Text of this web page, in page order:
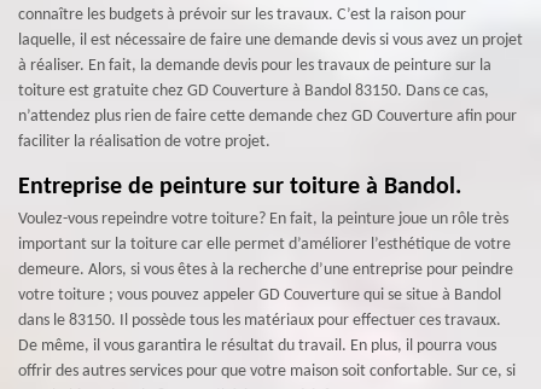
connaître les budgets à prévoir sur les travaux. C’est la raison pour
laquelle, il est nécessaire de faire une demande devis si vous avez un projet
à réaliser. En fait, la demande devis pour les travaux de peinture sur la
toiture est gratuite chez GD Couverture à Bandol 83150. Dans ce cas,
n’attendez plus rien de faire cette demande chez GD Couverture afin pour
faciliter la réalisation de votre projet.
Entreprise de peinture sur toiture à Bandol.
Voulez-vous repeindre votre toiture? En fait, la peinture joue un rôle très
important sur la toiture car elle permet d’améliorer l’esthétique de votre
demeure. Alors, si vous êtes à la recherche d’une entreprise pour peindre
votre toiture ; vous pouvez appeler GD Couverture qui se situe à Bandol
dans le 83150. Il possède tous les matériaux pour effectuer ces travaux.
De même, il vous garantira le résultat du travail. En plus, il pourra vous
offrir des autres services pour que votre maison soit confortable. Sur ce, si